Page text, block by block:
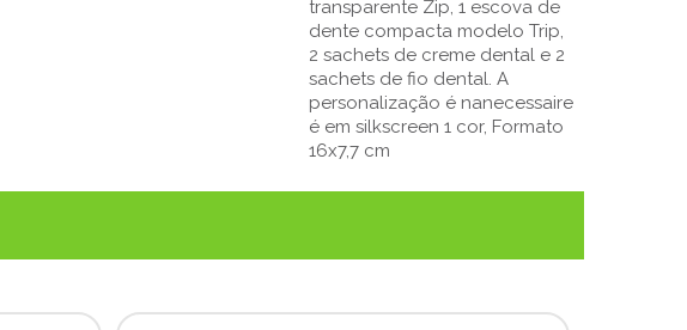
transparente Zip, 1 escova de
dente compacta modelo Trip,
2 sachets de creme dental e 2
sachets de fio dental. A
personalização é nanecessaire
é em silkscreen 1 cor, Formato
16x7,7 cm